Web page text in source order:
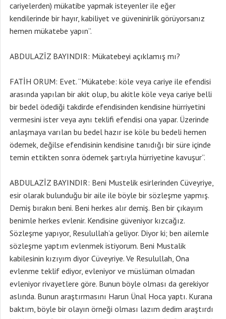
cariyelerden) mükatibe yapmak isteyenler ile eğer
kendilerinde bir hayır, kabiliyet ve güveninirlik görüyorsanız
hemen mükatebe yapın”.
ABDULAZİZ BAYINDIR: Mükatebeyi açıklamış mı?
FATİH ORUM: Evet. “Mükatebe: köle veya cariye ile efendisi
arasında yapılan bir akit olup, bu akitle köle veya cariye belli
bir bedel ödediği takdirde efendisinden kendisine hürriyetini
vermesini ister veya aynı teklifi efendisi ona yapar. Üzerinde
anlaşmaya varılan bu bedel hazır ise köle bu bedeli hemen
ödemek, değilse efendisinin kendisine tanıdığı bir süre içinde
temin ettikten sonra ödemek şartıyla hürriyetine kavuşur”.
ABDULAZİZ BAYINDIR: Beni Mustelik esirlerinden Cüveyriye,
esir olarak bulunduğu bir aile ile böyle bir sözleşme yapmış.
Demiş bırakın beni. Beni herkes alır demiş. Ben bir çıkayım
benimle herkes evlenir. Kendisine güveniyor kızcağız.
Sözleşme yapıyor, Resulullah’a geliyor. Diyor ki; ben ailemle
sözleşme yaptım evlenmek istiyorum. Beni Mustalik
kabilesinin kızıyım diyor Cüveyriye. Ve Resulullah, Ona
evlenme teklif ediyor, evleniyor ve müslüman olmadan
evleniyor rivayetlere göre. Bunun böyle olması da gerekiyor
aslında. Bunun araştırmasını Harun Ünal Hoca yaptı. Kurana
baktım, böyle bir olayın örneği olması lazım dedim araştırdı